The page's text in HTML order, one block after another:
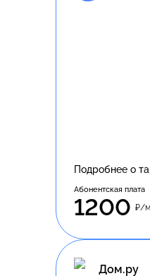
Подробнее о
Абонентская плата
1200 ₽/
Дом.ру